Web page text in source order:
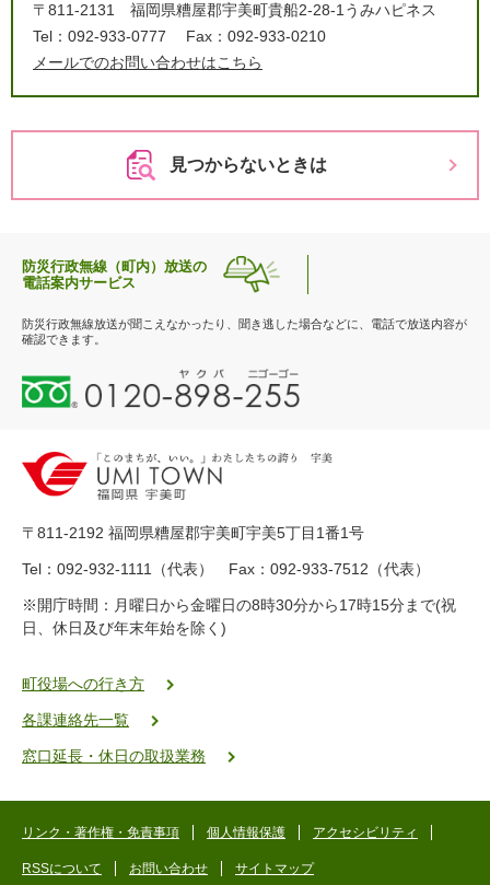
〒811-2131
福岡県糟屋郡宇美町貴船2-28-1うみハピネス
Tel：092-933-0777
Fax：092-933-0210
メールでのお問い合わせはこちら
見つからないときは
防災行政無線（町内）放送の
電話案内サービス
防災行政無線放送が聞こえなかったり、聞き逃した場合などに、電話で放送内容が
確認できます。
0
1
-
8
-
5
5
ク
二
ゴ
〒811-2192 福岡県糟屋郡宇美町宇美5丁目1番1号
Tel：092-932-1111（代表） Fax：092-933-7512（代表）
※開庁時間：月曜日から金曜日の8時30分から17時15分まで(祝
日、休日及び年末年始を除く)
町役場への行き方
各課連絡先一覧
窓口延長・休日の取扱業務
リンク・著作権・免責事項 個人情報保護 アクセシビリティ
RSSについて お問い合わせ サイトマップ